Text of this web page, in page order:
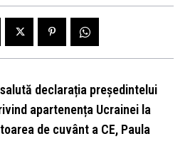
declarația președintelui
apartenența Ucrainei la
de cuvânt a CE, Paula